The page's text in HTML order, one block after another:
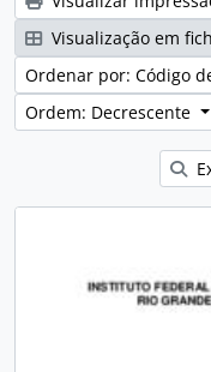
Visualização em
Ordenar por: Código
Ordem: Decrescente